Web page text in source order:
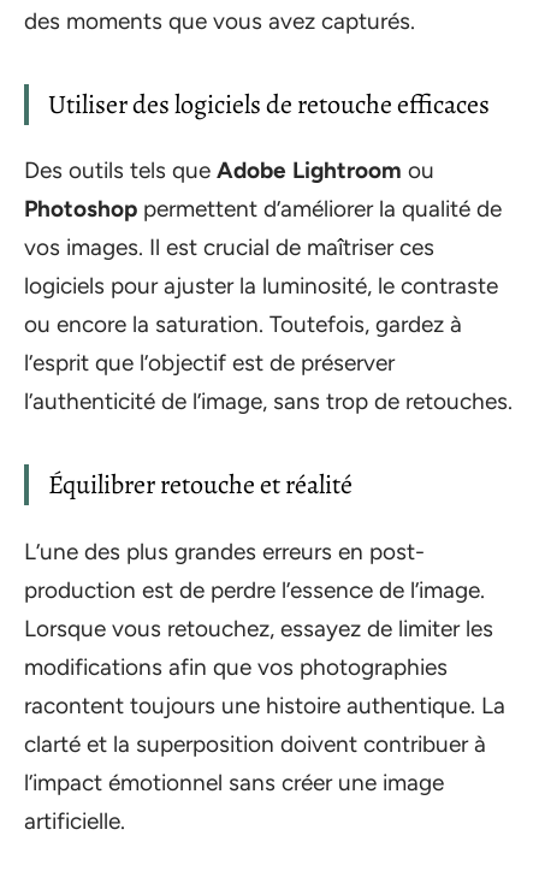
des moments que vous avez capturés.
Utiliser des logiciels de retouche efficaces
Des outils tels que Adobe Lightroom ou
Photoshop permettent d’améliorer la qualité de
vos images. Il est crucial de maîtriser ces
logiciels pour ajuster la luminosité, le contraste
ou encore la saturation. Toutefois, gardez à
l’esprit que l’objectif est de préserver
l’authenticité de l’image, sans trop de retouches.
Équilibrer retouche et réalité
L’une des plus grandes erreurs en post-
production est de perdre l’essence de l’image.
Lorsque vous retouchez, essayez de limiter les
modifications afin que vos photographies
racontent toujours une histoire authentique. La
clarté et la superposition doivent contribuer à
l’impact émotionnel sans créer une image
artificielle.